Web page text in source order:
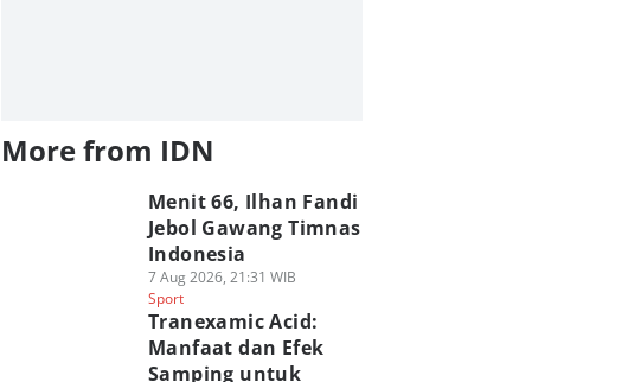
More from IDN
Menit 66, Ilhan Fandi
Jebol Gawang Timnas
Indonesia
7 Aug 2026, 21:31 WIB
Sport
Tranexamic Acid:
Manfaat dan Efek
Samping untuk